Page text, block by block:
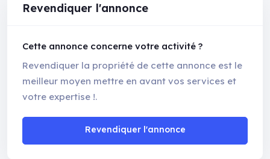
Revendiquer l'annonce
Cette annonce concerne votre activité ?
Revendiquer la propriété de cette annonce est le
meilleur moyen mettre en avant vos services et
votre expertise !.
Revendiquer l'annonce